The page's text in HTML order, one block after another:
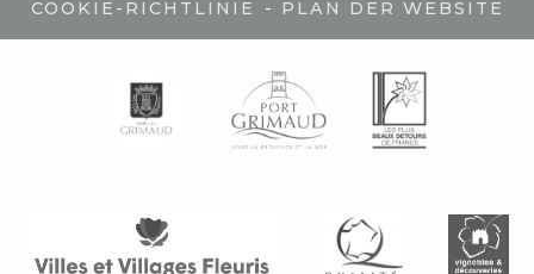
COOKIE-RICHTLINIE - PLAN DER WEBSITE